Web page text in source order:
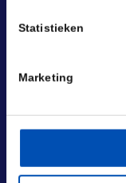
Statistieken
Marketing